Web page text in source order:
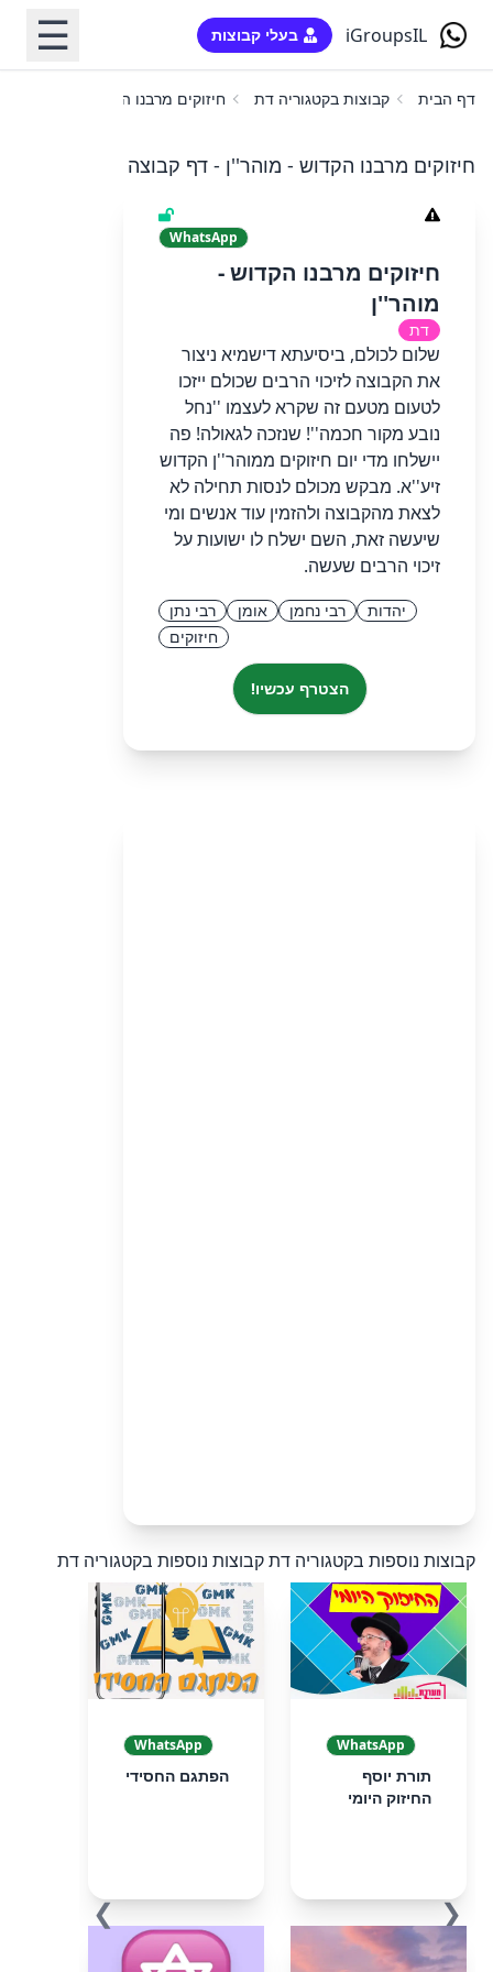
iGroupsIL בעלי קבוצות ☰
דף הבית קבוצות בקטגוריה דת חיזוקים מרבנו הקדוש - מוהר''ן
חיזוקים מרבנו הקדוש - מוהר''ן - דף קבוצה
WhatsApp
חיזוקים מרבנו הקדוש -
מוהר''ן
דת
שלום לכולם, ביסיעתא דישמיא ניצור
את הקבוצה לזיכוי הרבים שכולם ייזכו
לטעום מטעם זה שקרא לעצמו ''נחל
נובע מקור חכמה''! שנזכה לגאולה! פה
יישלחו מדי יום חיזוקים ממוהר''ן הקדוש
זיע''א. מבקש מכולם לנסות תחילה לא
לצאת מהקבוצה ולהזמין עוד אנשים ומי
שיעשה זאת, השם ישלח לו ישועות על
זיכוי הרבים שעשה.
יהדות רבי נחמן אומן
רבי נתן
חיזוקים
הצטרף עכשיו!
קבוצות נוספות בקטגוריה דתקבוצות נוספות בקטגוריה דת
❮
WhatsApp
תורת יוסף
החיזוק היומי
WhatsApp
הפתגם החסידי
❯